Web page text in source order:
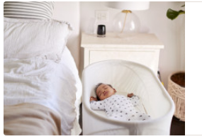
Voir
Mort
subite
du
nourrisson